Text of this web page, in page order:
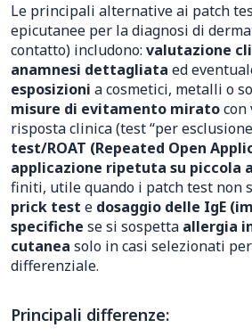
Le principali alternative ai patch
epicutanee per la diagnosi di
contatto) includono: valutazione
anamnesi dettagliata ed
esposizioni a cosmetici, metalli o
misure di evitamento miratocon
risposta clinica (test “per
test/ROAT (Repeated Open
applicazione ripetuta su piccola
finiti, utile quando i patch test non
prick test e dosaggio delle IgE
specifiche se si sospetta allergia
cutanea solo in casi selezionati
differenziale.
Principali differenze: